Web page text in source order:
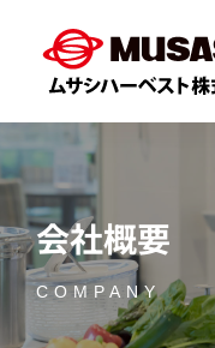
content
会社概要
COMPANY